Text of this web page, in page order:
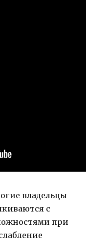
владельцы
с
при